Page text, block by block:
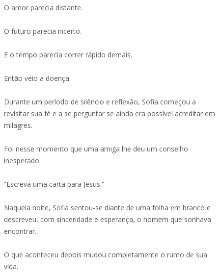
O amor parecia distante.
O futuro parecia incerto.
E o tempo parecia correr rápido demais.
Então veio a doença.
Durante um período de silêncio e reflexão, Sofia começou a
revisitar sua fé e a se perguntar se ainda era possível acreditar em
milagres.
Foi nesse momento que uma amiga lhe deu um conselho
inesperado:
“Escreva uma carta para Jesus.”
Naquela noite, Sofia sentou-se diante de uma folha em branco e
descreveu, com sinceridade e esperança, o homem que sonhava
encontrar.
O que aconteceu depois mudou completamente o rumo de sua
vida.